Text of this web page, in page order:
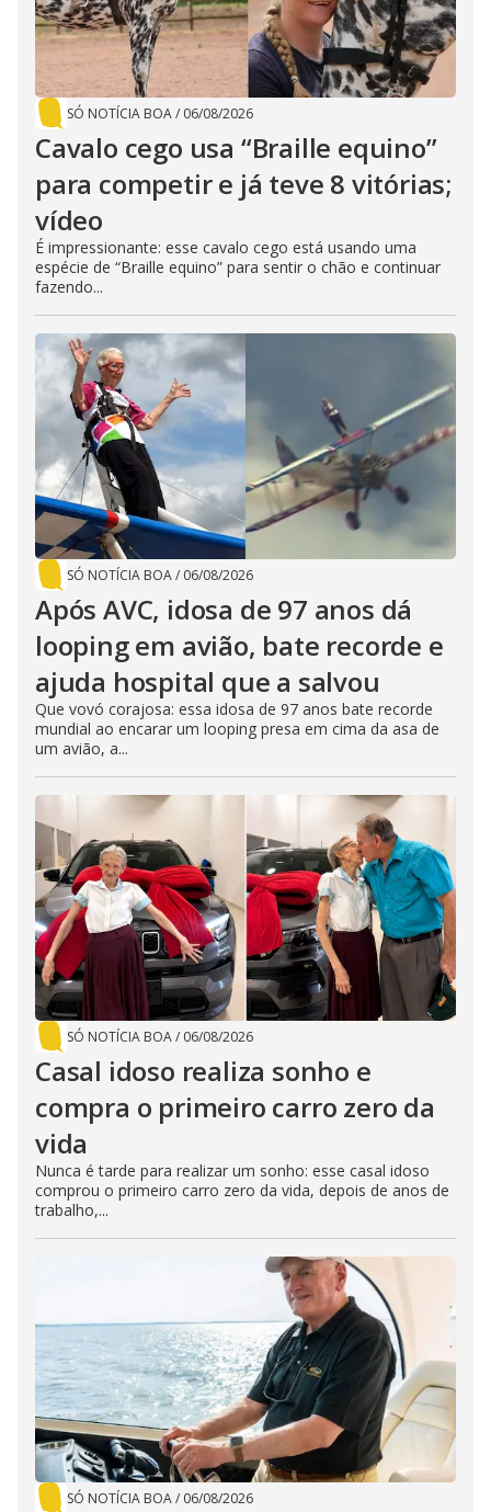
SÓ NOTÍCIA BOA/ 06/08/2026
Cavalo cego usa “Braille equino”
para competir e já teve 8 vitórias;
vídeo
É impressionante: esse cavalo cego está usando uma
espécie de “Braille equino” para sentir o chão e continuar
fazendo...
SÓ NOTÍCIA BOA/ 06/08/2026
Após AVC, idosa de 97 anos dá
looping em avião, bate recorde e
ajuda hospital que a salvou
Que vovó corajosa: essa idosa de 97 anos bate recorde
mundial ao encarar um looping presa em cima da asa de
um avião, a...
SÓ NOTÍCIA BOA/ 06/08/2026
Casal idoso realiza sonho e
compra o primeiro carro zero da
vida
Nunca é tarde para realizar um sonho: esse casal idoso
comprou o primeiro carro zero da vida, depois de anos de
trabalho,...
SÓ NOTÍCIA BOA/ 06/08/2026